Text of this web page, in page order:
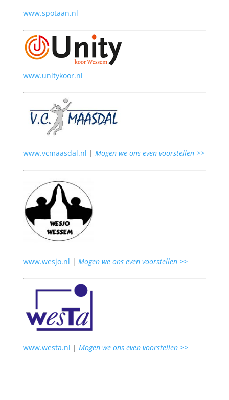
www.spotaan.nl
www.unitykoor.nl
www.vcmaasdal.nl | Mogen we ons even voorstellen >>
www.wesjo.nl | Mogen we ons even voorstellen >>
www.westa.nl | Mogen we ons even voorstellen >>